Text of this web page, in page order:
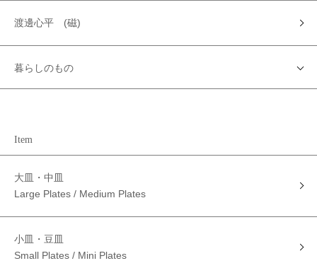
渡邊心平 (磁)
暮らしのもの
Item
大皿・中皿
Large Plates / Medium Plates
小皿・豆皿
Small Plates / Mini Plates